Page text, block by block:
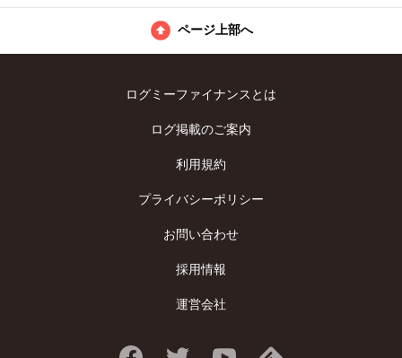
ページ上部へ
ログミーファイナンスとは
ログ掲載のご案内
利用規約
プライバシーポリシー
お問い合わせ
採用情報
運営会社